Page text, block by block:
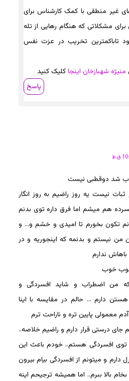
غیر منطقی با کمک کارشناس برای
برای مشکلاتی که هنگام رهایی از تله
تاباکمترین تخریب در عزت نفس
منیژه شهبازخان اینجاکلیک کنید
پاسخ
شد دوقطبی نیست
نیست یه روز راضیم به روز انگار
هم میشم اما فرق داره توی بدنم
تکون بخورم تا امیدی و خشم و… و
نیستم و بدنمه که اینجوریه و در
ندارم
خوب خوب
که من اضطراب و شاید افسردگی و
دارم … حالم در مقایسه با اینا
معمولی پایین تره و ناراحت ترم
درستی قرار دارم و راضیم خلاصه..
توی افسردگی هستم.. خودم باعث این
دارم و میتونم از افسردگی بیام بیرون
بالا ببرم.. اما همیشه ترجیحم اینه